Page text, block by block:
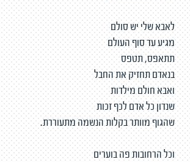
לאבא שלי יש סולם
מגיע עד סוף העולם
תתאפס, תטפס
בנאדם תחזיק את החבל
ואבא חולם מילדות
שנדון כל אדם לכף זכות
שהגוף מוותר בקלות הנשמה מתעוררת.
וכל הרחובות פה בוערים